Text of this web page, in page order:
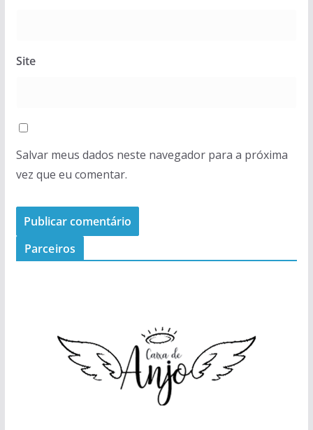
Site
Salvar meus dados neste navegador para a próxima
vez que eu comentar.
Parceiros